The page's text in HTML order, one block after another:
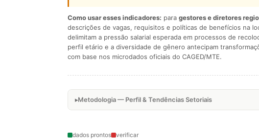
Como usar esses indicadores: para gestores e diretores
descrições de vagas, requisitos e políticas de benefícios na
delimitam a pressão salarial esperada em processos de
perfil etário e a diversidade de gênero antecipam
com base nos microdados oficiais do CAGED/MTE.
Metodologia — Perfil & Tendências Setoriais
dados prontos verificar